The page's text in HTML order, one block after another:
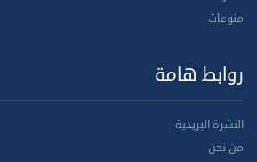
منوعات
روابط هامة
النشرة البريدية
من نحن